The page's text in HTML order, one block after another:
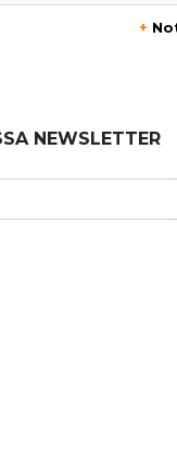
no Pan-
em hambúrguer
+
NEWSLETTER